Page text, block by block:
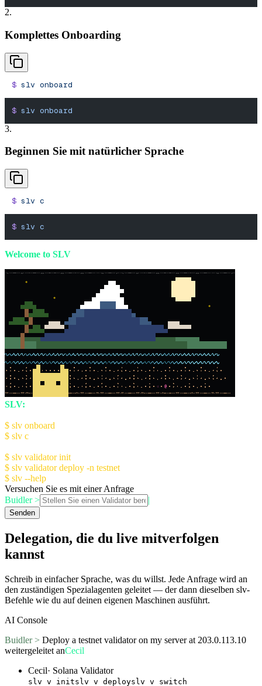
2.
Komplettes Onboarding
$ slv onboard
$ slv onboard
3.
Beginnen Sie mit natürlicher Sprache
$ slv c
$ slv c
Welcome to SLV
*
*
*
☆ @
SLV:
$ slv onboard
$ slv c
$ slv validator init
$ slv validator deploy -n testnet
$ slv --help
Versuchen Sie es mit einer Anfrage
Buidler >
|
Senden
Delegation, die du live mitverfolgen
kannst
Schreib in einfacher Sprache, was du willst. Jede Anfrage wird an
den zuständigen Spezialagenten geleitet — der dann dieselben slv-
Befehle wie du auf deinen eigenen Maschinen ausführt.
AI Console
Buidler > Deploy a testnet validator on my server at 203.0.113.10
weitergeleitet anCecil
Cecil· Solana Validator
slv v initslv v deployslv v switch